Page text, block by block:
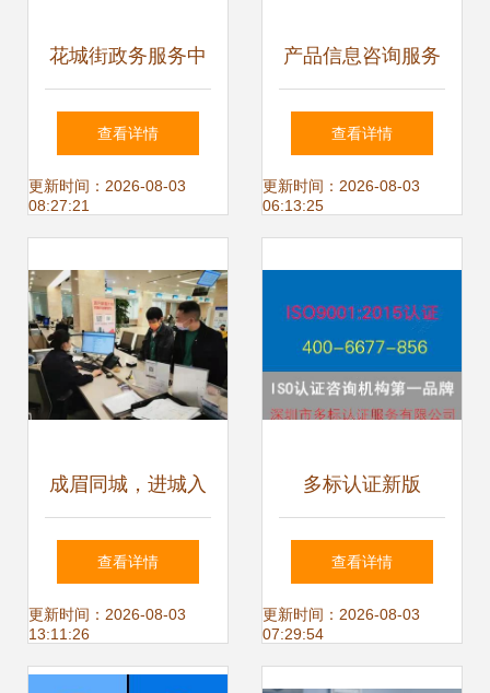
花城街政务服务中
心新址开放，母婴
室与残疾人通道全
查看详情
更新时间：2026-08-03
08:27:21
产品信息咨询服务
合同解析与应用
查看详情
更新时间：2026-08-03
06:13:25
成眉同城，进城入
圈 新区七大亮点引
领发展新篇章
查看详情
更新时间：2026-08-03
13:11:26
多标认证新版
ISO14000咨询辅
导机构综合实力排
查看详情
更新时间：2026-08-03
07:29:54